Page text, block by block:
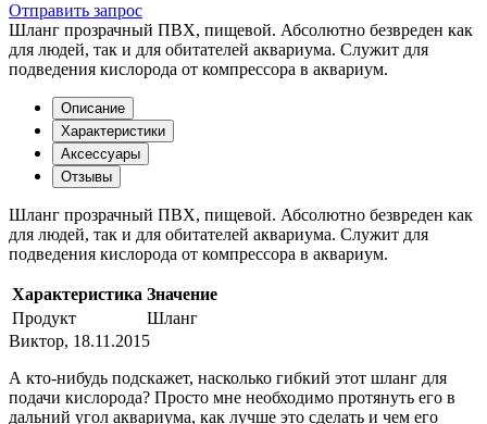
Отправить запрос
Шланг прозрачный ПВХ, пищевой. Абсолютно безвреден как
для людей, так и для обитателей аквариума. Служит для
подведения кислорода от компрессора в аквариум.
Описание
Характеристики
Аксессуары
Отзывы
Шланг прозрачный ПВХ, пищевой. Абсолютно безвреден как
для людей, так и для обитателей аквариума. Служит для
подведения кислорода от компрессора в аквариум.
Характеристика Значение
Продукт
Шланг
Виктор, 18.11.2015
А кто-нибудь подскажет, насколько гибкий этот шланг для
подачи кислорода? Просто мне необходимо протянуть его в
дальний угол аквариума, как лучше это сделать и чем его